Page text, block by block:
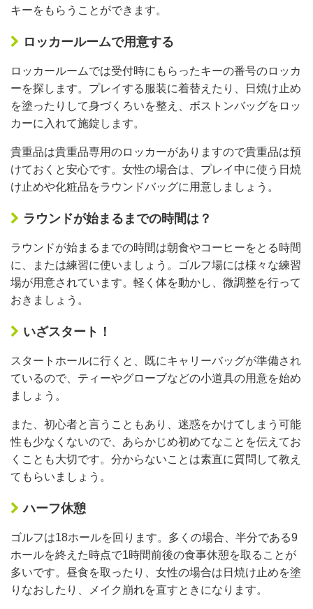
キーをもらうことができます。
ロッカールームで用意する
ロッカールームでは受付時にもらったキーの番号のロッカ
ーを探します。プレイする服装に着替えたり、日焼け止め
を塗ったりして身づくろいを整え、ボストンバッグをロッ
カーに入れて施錠します。
貴重品は貴重品専用のロッカーがありますので貴重品は預
けておくと安心です。女性の場合は、プレイ中に使う日焼
け止めや化粧品をラウンドバッグに用意しましょう。
ラウンドが始まるまでの時間は？
ラウンドが始まるまでの時間は朝食やコーヒーをとる時間
に、または練習に使いましょう。ゴルフ場には様々な練習
場が用意されています。軽く体を動かし、微調整を行って
おきましょう。
いざスタート！
スタートホールに行くと、既にキャリーバッグが準備され
ているので、ティーやグローブなどの小道具の用意を始め
ましょう。
また、初心者と言うこともあり、迷惑をかけてしまう可能
性も少なくないので、あらかじめ初めてなことを伝えてお
くことも大切です。分からないことは素直に質問して教え
てもらいましょう。
ハーフ休憩
ゴルフは18ホールを回ります。多くの場合、半分である9
ホールを終えた時点で1時間前後の食事休憩を取ることが
多いです。昼食を取ったり、女性の場合は日焼け止めを塗
りなおしたり、メイク崩れを直すときになります。